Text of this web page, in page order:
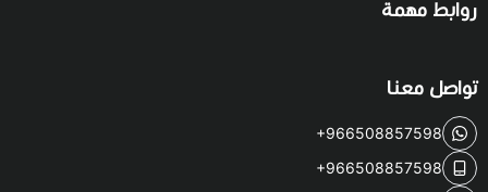
روابط مهمة
تواصل معنا
+966508857598
+966508857598